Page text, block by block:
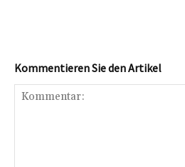
Kommentieren Sie den Artikel